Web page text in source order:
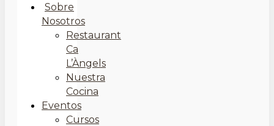
Sobre
Nosotros
Restaurant
Ca
L’Àngels
Nuestra
Cocina
Eventos
Cursos